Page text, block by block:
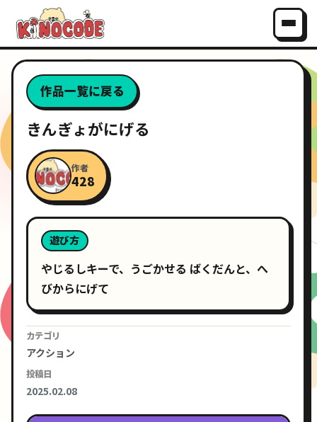
作品一覧に戻る
きんぎょがにげる
作者
428
遊び方
やじるしキーで、うごかせる ばくだんと、へ
びからにげて
カテゴリ
アクション
投稿日
2025.02.08